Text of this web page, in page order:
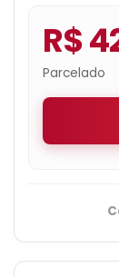
R$
Parcelado